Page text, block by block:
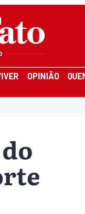
OPINIÃO